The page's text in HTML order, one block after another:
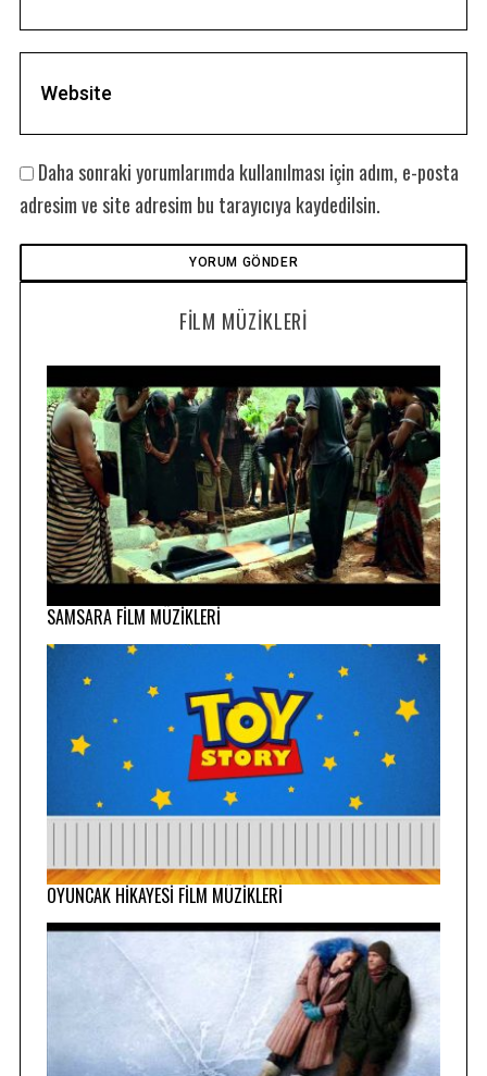
Daha sonraki yorumlarımda kullanılması için adım, e-posta
adresim ve site adresim bu tarayıcıya kaydedilsin.
FILM MÜZIKLERI
SAMSARA FİLM MÜZİKLERİ
OYUNCAK HİKAYESİ FİLM MÜZİKLERİ